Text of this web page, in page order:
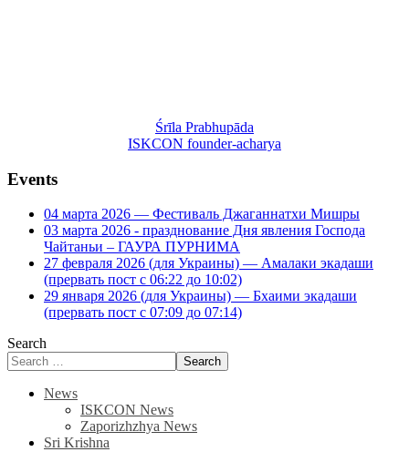
Śrīla Prabhupāda
ISKCON founder-acharya
Events
04 марта 2026 — Фестиваль Джаганнатхи Мишры
03 марта 2026 - празднование Дня явления Господа
Чайтаньи – ГАУРА ПУРНИМА
27 февраля 2026 (для Украины) — Амалаки экадаши
(прервать пост с 06:22 до 10:02)
29 января 2026 (для Украины) — Бхаими экадаши
(прервать пост с 07:09 до 07:14)
Search
Search
News
ISKCON News
Zaporizhzhya News
Sri Krishna